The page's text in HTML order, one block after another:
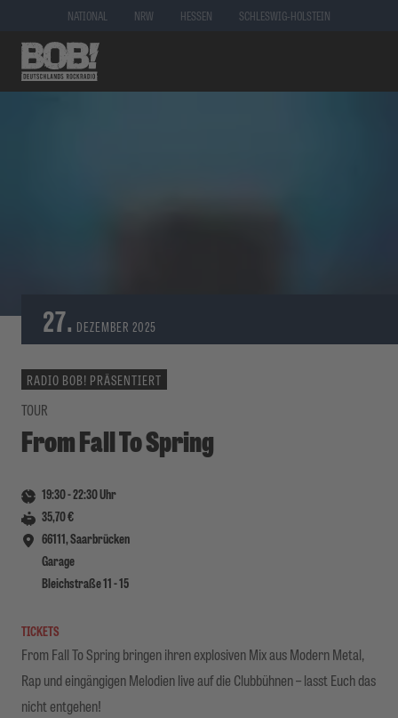
NATIONAL NRW HESSEN SCHLESWIG-HOLSTEIN
27. DEZEMBER 2025
RADIO BOB! PRÄSENTIERT
TOUR
From Fall To Spring
19:30-22:30Uhr
35,70 €
66111, Saarbrücken
Garage
Bleichstraße 11 - 15
TICKETS
From Fall To Spring bringen ihren explosiven Mix aus Modern Metal,
Rap und eingängigen Melodien live auf die Clubbühnen – lasst Euch das
nicht entgehen!